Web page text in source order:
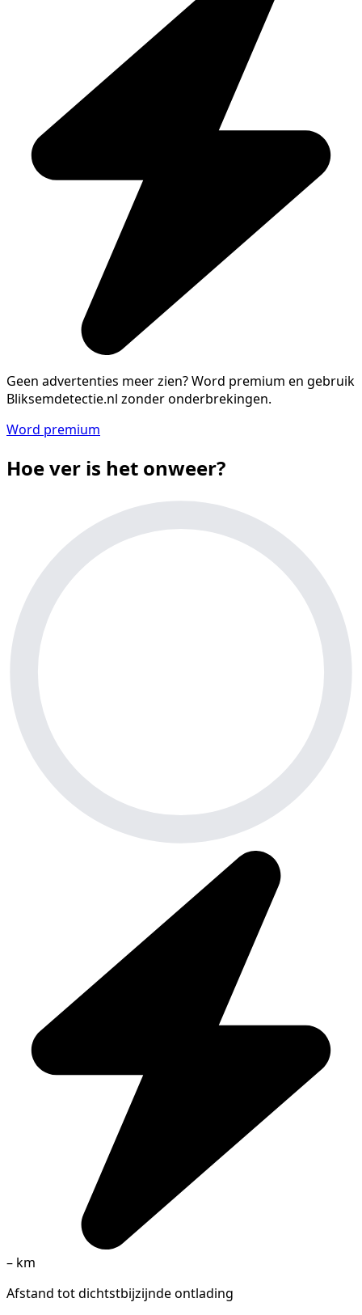
Geen advertenties meer zien?Word premium en gebruik
Bliksemdetectie.nl zonder onderbrekingen.
Word premium
Hoe ver is het onweer?
– km
Afstand tot dichtstbijzijnde ontlading